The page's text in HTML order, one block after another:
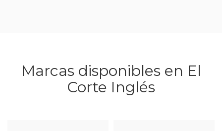
Marcas disponibles en El
Corte Inglés